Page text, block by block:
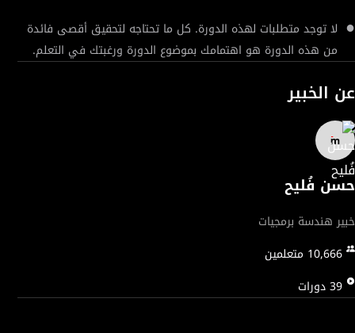
لا توجد متطلبات لهذه الدورة. كل ما تحتاجه لتحقيق أقصى فائدة
من هذه الدورة هو اهتمامك بموضوع الدورة ورغبتك في التعلم.
عن الخبير
حسن فُليح
خبير هندسة برمجيات
10,666 متعلمين
39دورات